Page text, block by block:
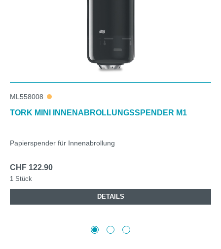
ML558008
TORK MINI INNENABROLLUNGSSPENDER M1
Papierspender für Innenabrollung
CHF 122.90
1 Stück
DETAILS